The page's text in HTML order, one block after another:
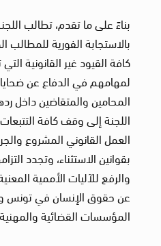
بناءً على ما تقدم، تطالب
بالاستجابة الفورية
كافة القيود غير القانونية
لمهامهم في الدفاع عن ضحايا
المحامين والمتقاضين داخل
اللجنة إلى وقف كافة
العمل القانوني المشروع
بقوانين الاستثناء، وتجدد
والرفع للآليات الأممية
عن حقوق الإنسان في تونس
المؤسسات القضائية